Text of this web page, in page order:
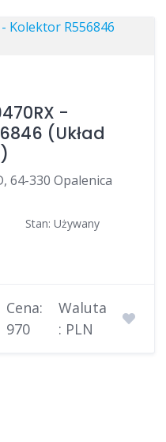
-
(Układ
64-330 Opalenica
Stan: Używany
Cena:
970
Waluta
: PLN